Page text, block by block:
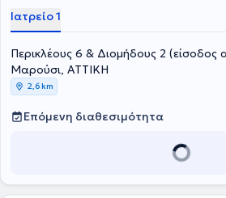
Ιατρείο 1
Περικλέους 6 & Διομήδους 2 (είσοδος
Μαρούσι, ΑΤΤΙΚΗ
2,6 km
Επόμενη διαθεσιμότητα